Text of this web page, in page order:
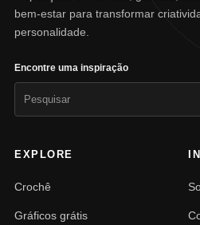
bem-estar para transformar
personalidade.
Encontre uma inspiração
EXPLORE
Crochê
Gráficos grátis